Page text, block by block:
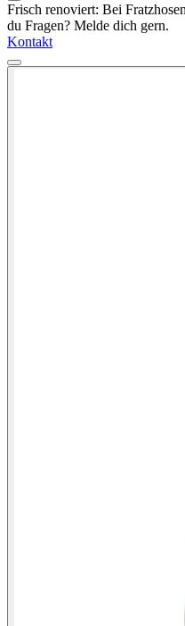
Frisch renoviert: Bei
du Fragen? Melde dich gern.
Kontakt